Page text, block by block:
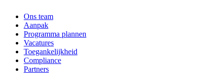
Ons team
Aanpak
Programma plannen
Vacatures
Toegankelijkheid
Compliance
Partners